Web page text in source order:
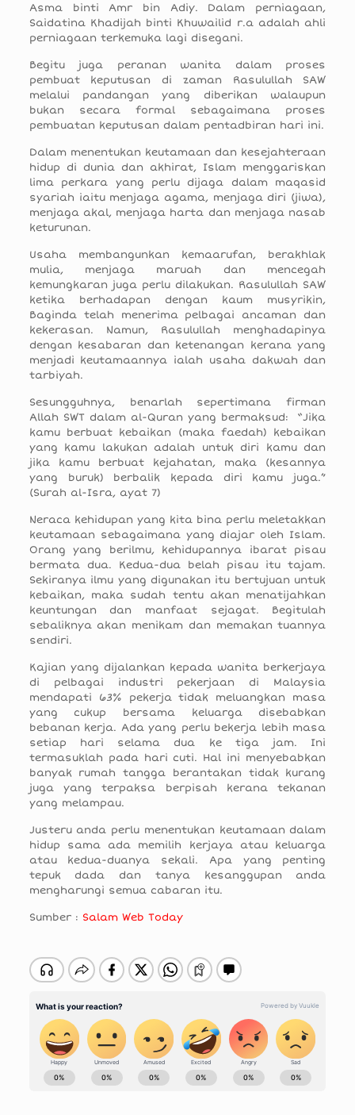
Asma binti Amr bin Adiy. Dalam perniagaan,
Saidatina Khadijah binti Khuwailid r.a adalah ahli
perniagaan terkemuka lagi disegani.
Begitu juga peranan wanita dalam proses
pembuat keputusan di zaman Rasulullah SAW
melalui pandangan yang diberikan walaupun
bukan secara formal sebagaimana proses
pembuatan keputusan dalam pentadbiran hari ini.
Dalam menentukan keutamaan dan kesejahteraan
hidup di dunia dan akhirat, Islam menggariskan
lima perkara yang perlu dijaga dalam maqasid
syariah iaitu menjaga agama, menjaga diri (jiwa),
menjaga akal, menjaga harta dan menjaga nasab
keturunan.
Usaha membangunkan kemaarufan, berakhlak
mulia, menjaga maruah dan mencegah
kemungkaran juga perlu dilakukan. Rasulullah SAW
ketika berhadapan dengan kaum musyrikin,
Baginda telah menerima pelbagai ancaman dan
kekerasan. Namun, Rasulullah menghadapinya
dengan kesabaran dan ketenangan kerana yang
menjadi keutamaannya ialah usaha dakwah dan
tarbiyah.
Sesungguhnya, benarlah sepertimana firman
Allah SWT dalam al-Quran yang bermaksud: “Jika
kamu berbuat kebaikan (maka faedah) kebaikan
yang kamu lakukan adalah untuk diri kamu dan
jika kamu berbuat kejahatan, maka (kesannya
yang buruk) berbalik kepada diri kamu juga.”
(Surah al-Isra, ayat 7)
Neraca kehidupan yang kita bina perlu meletakkan
keutamaan sebagaimana yang diajar oleh Islam.
Orang yang berilmu, kehidupannya ibarat pisau
bermata dua. Kedua-dua belah pisau itu tajam.
Sekiranya ilmu yang digunakan itu bertujuan untuk
kebaikan, maka sudah tentu akan menatijahkan
keuntungan dan manfaat sejagat. Begitulah
sebaliknya akan menikam dan memakan tuannya
sendiri.
Kajian yang dijalankan kepada wanita berkerjaya
di pelbagai industri pekerjaan di Malaysia
mendapati 63% pekerja tidak meluangkan masa
yang cukup bersama keluarga disebabkan
bebanan kerja. Ada yang perlu bekerja lebih masa
setiap hari selama dua ke tiga jam. Ini
termasuklah pada hari cuti. Hal ini menyebabkan
banyak rumah tangga berantakan tidak kurang
juga yang terpaksa berpisah kerana tekanan
yang melampau.
Justeru anda perlu menentukan keutamaan dalam
hidup sama ada memilih kerjaya atau keluarga
atau kedua-duanya sekali. Apa yang penting
tepuk dada dan tanya kesanggupan anda
mengharungi semua cabaran itu.
Sumber : Salam Web Today